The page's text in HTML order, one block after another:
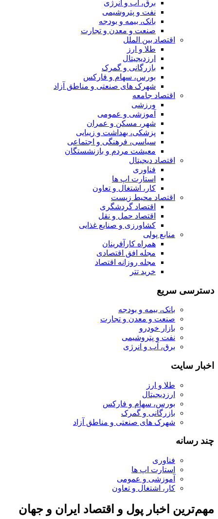
برق، آب و انرژی
نفت و پتروشیمی
بانک، بیمه و بودجه
صنعت و معدن و تجارت
اقتصاد بین الملل
طلا و ارز
ارزدیجیتال
بازرگانی و گمرک
بورس، سهام و فارکس
شهرک های صنعتی و مناطق آزاد
اقتصاد جامعه
ورزشی
آموزشی و عمومی
شهر، مسکن و عمران
پزشکی، بهداشت و زیبایی
سیاسی، فرهنگی و اجتماعی
معیشت مردم و بازنشستگان
اقتصاد دیجیتال
فناوری
استارت اپ ها
کار، اشتغال و تعاون
اقتصاد محیط زیست
اقتصاد گردشگری
اقتصاد حمل و نقل
کشاورزی و صنایع غذایی
منابع پولی
همراه کارآفرینان
مجله افق اقتصادی
مجله روزانه اقتصاد
خرید تتر
دسترسی سریع
بانک، بیمه و بودجه
صنعت و معدن و تجارت
بازار خودرو
نفت و پتروشیمی
برق، آب و انرژی
اخبار سایت
طلا و ارز
ارزدیجیتال
بورس، سهام و فارکس
بازرگانی و گمرک
شهرک های صنعتی و مناطق آزاد
چند رسانه
فناوری
استارت اپ ها
آموزشی و عمومی
کار، اشتغال و تعاون
مهم‌ترین اخبار پول و اقتصاد ایران و جهان